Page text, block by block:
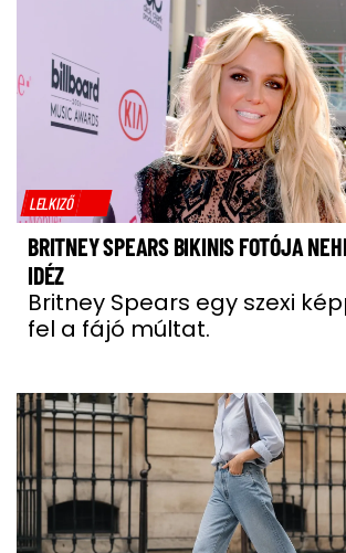
LELKIZŐ
BRITNEY SPEARS BIKINIS FOTÓJA
IDÉZ
Britney Spears egy szexi
fel a fájó múltat.